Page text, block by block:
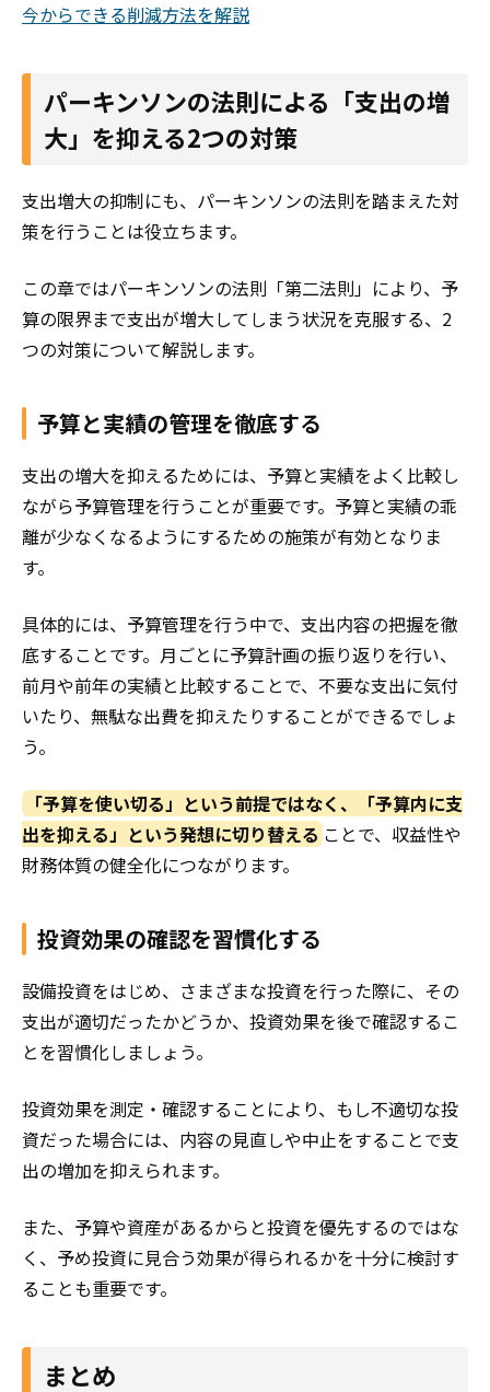
今からできる削減方法を解説
パーキンソンの法則による「支出の増
大」を抑える2つの対策
支出増大の抑制にも、パーキンソンの法則を踏まえた対
策を行うことは役立ちます。
この章ではパーキンソンの法則「第二法則」により、予
算の限界まで支出が増大してしまう状況を克服する、2
つの対策について解説します。
予算と実績の管理を徹底する
支出の増大を抑えるためには、予算と実績をよく比較し
ながら予算管理を行うことが重要です。予算と実績の乖
離が少なくなるようにするための施策が有効となりま
す。
具体的には、予算管理を行う中で、支出内容の把握を徹
底することです。月ごとに予算計画の振り返りを行い、
前月や前年の実績と比較することで、不要な支出に気付
いたり、無駄な出費を抑えたりすることができるでしょ
う。
「予算を使い切る」という前提ではなく、「予算内に支
出を抑える」という発想に切り替える ことで、収益性や
財務体質の健全化につながります。
投資効果の確認を習慣化する
設備投資をはじめ、さまざまな投資を行った際に、その
支出が適切だったかどうか、投資効果を後で確認するこ
とを習慣化しましょう。
投資効果を測定・確認することにより、もし不適切な投
資だった場合には、内容の見直しや中止をすることで支
出の増加を抑えられます。
また、予算や資産があるからと投資を優先するのではな
く、予め投資に見合う効果が得られるかを十分に検討す
ることも重要です。
まとめ